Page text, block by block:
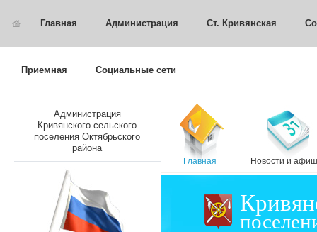
Главная Администрация Ст. Кривянская
Приемная Социальные сети
Администрация
Кривянского сельского
поселения Октябрьского
района
Главная Новости и